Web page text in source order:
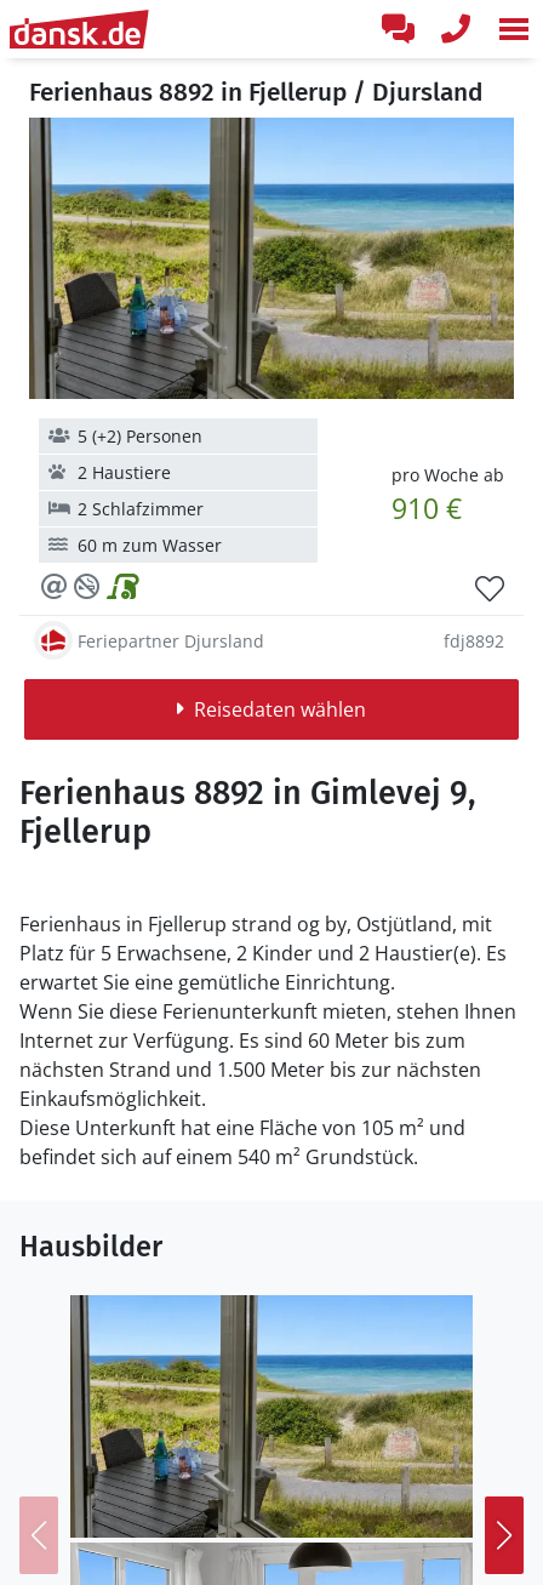
Ferienhaus 8892 in Fjellerup / Djursland
pro Woche ab
910 €
5 (+2) Personen
2 Haustiere
2 Schlafzimmer
60 m zum Wasser
Feriepartner Djursland fdj8892
Reisedaten wählen
Ferienhaus 8892 in Gimlevej 9,
Fjellerup
Ferienhaus in Fjellerup strand og by, Ostjütland, mit
Platz für 5 Erwachsene, 2 Kinder und 2 Haustier(e). Es
erwartet Sie eine gemütliche Einrichtung.
Wenn Sie diese Ferienunterkunft mieten, stehen Ihnen
Internet zur Verfügung. Es sind 60 Meter bis zum
nächsten Strand und 1.500 Meter bis zur nächsten
Einkaufsmöglichkeit.
Diese Unterkunft hat eine Fläche von 105 m² und
befindet sich auf einem 540 m² Grundstück.
Hausbilder